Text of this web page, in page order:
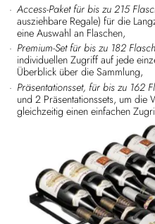
Access-Paket für bis zu 215
ausziehbare Regale) für die
eine Auswahl an Flaschen,
Premium-Set für bis zu 182
individuellen Zugriff auf jede
Überblick über die Sammlung,
Präsentationsset, für bis zu 162
und 2 Präsentationssets, um die
gleichzeitig einen einfachen